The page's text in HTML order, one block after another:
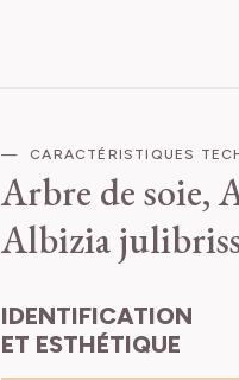
CARACTÉRISTIQUES
Arbre de soie,
Albizia
IDENTIFICATION
ET ESTHÉTIQUE